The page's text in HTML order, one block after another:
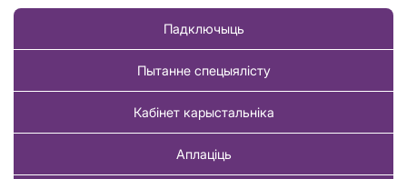
Падключыць
Пытанне спецыялісту
Кабінет карыстальніка
Аплаціць